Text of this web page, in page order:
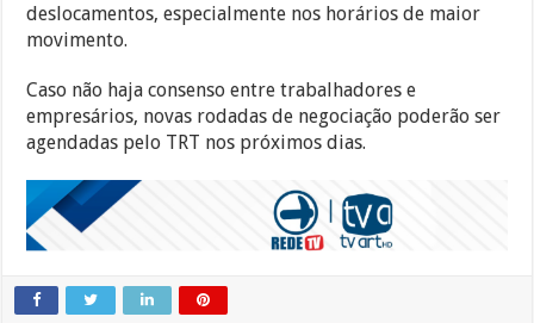
deslocamentos, especialmente nos horários de maior
movimento.
Caso não haja consenso entre trabalhadores e
empresários, novas rodadas de negociação poderão ser
agendadas pelo TRT nos próximos dias.